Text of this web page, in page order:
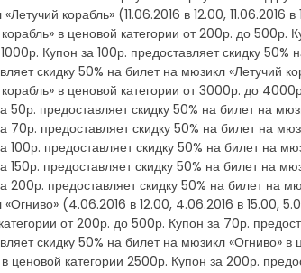
корабль» (11.06.2016 в 12.00, 11.06.2016
в ценовой категории от 200р. до 500р.
Купон за 100р. предоставляет скидку 50%
скидку 50% на билет на мюзикл «Летучий
в ценовой категории от 3000р. до
50р. предоставляет скидку 50% на билет на
70р. предоставляет скидку 50% на билет на
100р. предоставляет скидку 50% на билет на
150р. предоставляет скидку 50% на билет на
200р. предоставляет скидку 50% на билет на
(4.06.2016 в 12.00, 4.06.2016 в 15.00,
от 200р. до 500р. Купон за 70р.
скидку 50% на билет на мюзикл «Огниво»
ценовой категории 2500р. Купон за 200р.